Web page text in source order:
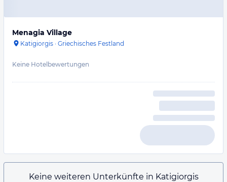
Menagia Village
Katigiorgis · Griechisches Festland
Keine Hotelbewertungen
Keine weiteren Unterkünfte in Katigiorgis